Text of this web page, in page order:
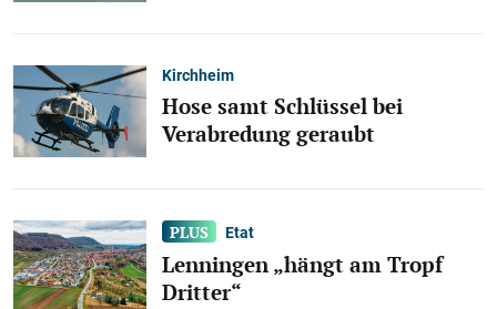
Kirchheim
Hose samt Schlüssel bei
Verabredung geraubt
Etat
Lenningen „hängt am Tropf
Dritter“